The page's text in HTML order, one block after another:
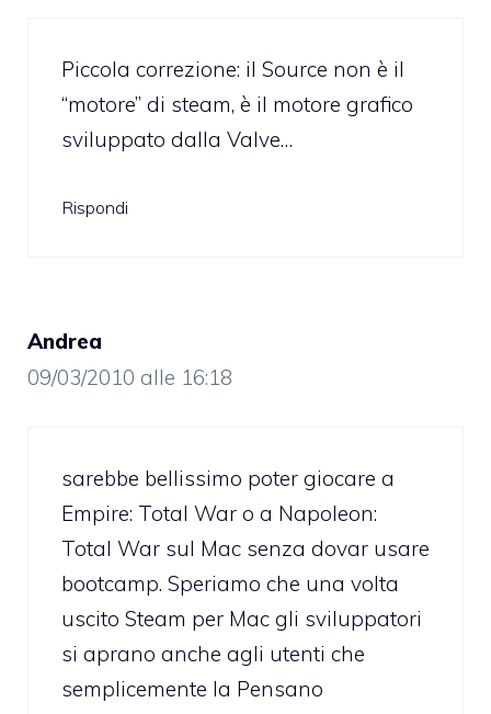
Piccola correzione: il Source non è il
“motore” di steam, è il motore grafico
sviluppato dalla Valve…
Rispondi
Andrea
09/03/2010 alle 16:18
sarebbe bellissimo poter giocare a
Empire: Total War o a Napoleon:
Total War sul Mac senza dovar usare
bootcamp. Speriamo che una volta
uscito Steam per Mac gli sviluppatori
si aprano anche agli utenti che
semplicemente la Pensano